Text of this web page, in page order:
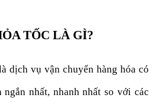
TỐC LÀ GÌ?
dịch vụ vận chuyển hàng hóa có
nhất, nhanh nhất so với các